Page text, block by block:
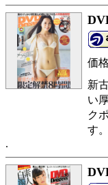
価
新
い
ク
す